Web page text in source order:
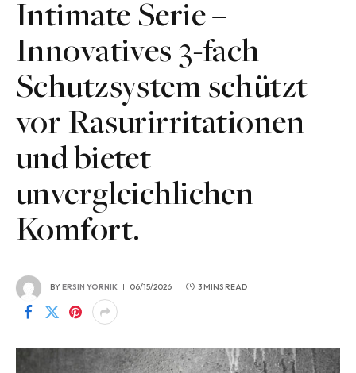
Intimate Serie –
Innovatives 3-fach
Schutzsystem schützt
vor Rasurirritationen
und bietet
unvergleichlichen
Komfort.
BYERSIN YORNIK 06/15/2026 3 MINS READ